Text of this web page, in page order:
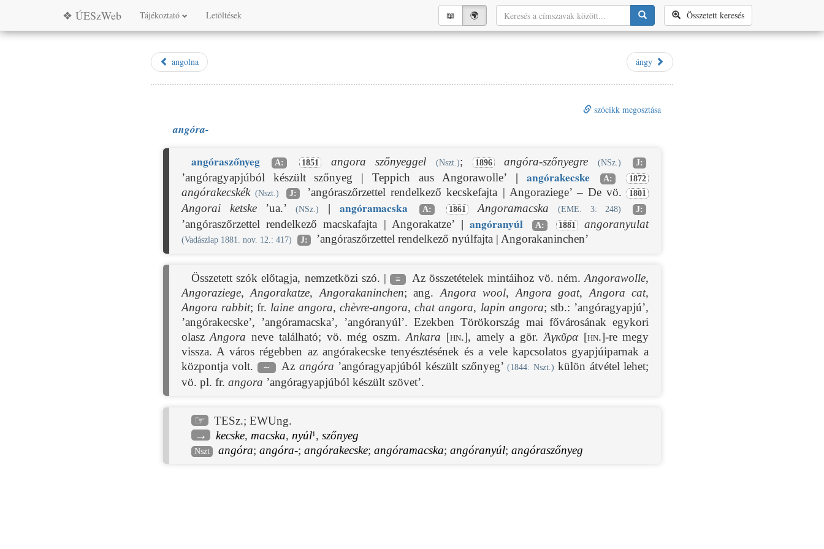
❖ ÚESzWeb Tájékoztató Letöltések Összetett keresés
📖︎ 🌍︎
angolna ángy
szócikk megosztása
angóra-
angóraszőnyeg A: 1851 angora szőnyeggel (Nszt.); 1896 angóra-szőnyegre (NSz.) J:
’angóragyapjúból készült szőnyeg | Teppich aus Angorawolle’ | angórakecske A: 1872
angórakecskék (Nszt.) J: ’angóraszőrzettel rendelkező kecskefajta | Angoraziege’ – De vö. 1801
Angorai ketske’ua.’(NSz.) |angóramacska A: 1861 Angoramacska (EME. 3: 248) J:
’angóraszőrzettel rendelkező macskafajta | Angorakatze’ |angóranyúl A: 1881 angoranyulat
(Vadászlap 1881. nov. 12.: 417) J: ’angóraszőrzettel rendelkező nyúlfajta | Angorakaninchen’
Összetett szók előtagja, nemzetközi szó. | ≡ Az összetételek mintáihoz vö. ném.Angorawolle,
Angoraziege,Angorakatze,Angorakaninchen; ang.Angora wool,Angora goat,Angora cat,
Angora rabbit; fr. laine angora, chèvre-angora,chat angora, lapin angora; stb.: ’angóragyapjú’,
’angórakecske’, ’angóramacska’, ’angóranyúl’. Ezekben Törökország mai fővárosának egykori
olaszAngora neve található; vö. még oszm.Ankara [hn.], amely a gör.Ἀγκῦρα [hn.]-re megy
vissza. A város régebben az angórakecske tenyésztésének és a vele kapcsolatos gyapjúiparnak a
központja volt.
∼ Az angóra ’angóragyapjúból készült szőnyeg’(1844: Nszt.) külön átvétel lehet;
vö. pl. fr. angora ’angóragyapjúból készült szövet’.
☞ TESz.; EWUng.
→ kecske, macska, nyúl¹, szőnyeg
Nszt angóra; angóra-; angórakecske; angóramacska; angóranyúl; angóraszőnyeg